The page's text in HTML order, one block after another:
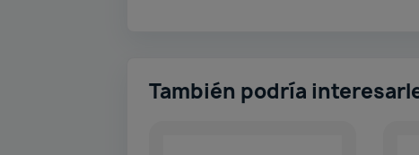
También podría